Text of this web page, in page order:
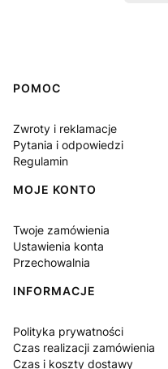
Linki w stopce
POMOC
Zwroty i reklamacje
Pytania i odpowiedzi
Regulamin
MOJE KONTO
Twoje zamówienia
Ustawienia konta
Przechowalnia
INFORMACJE
Polityka prywatności
Czas realizacji zamówienia
Czas i koszty dostawy